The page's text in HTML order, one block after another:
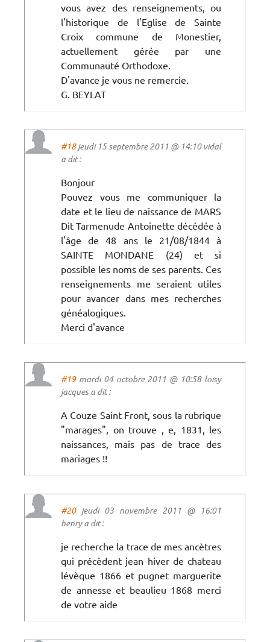
vous avez des renseignements, ou
l'historique de l'Eglise de Sainte
Croix commune de Monestier,
actuellement gérée par une
Communauté Orthodoxe.
D'avance je vous ne remercie.
G. BEYLAT
#18jeudi 15 septembre 2011 @ 14:10 vidal
a dit :
Bonjour
Pouvez vous me communiquer la
date et le lieu de naissance de MARS
Dit Tarmenude Antoinette décédée à
l'âge de 48 ans le 21/08/1844 à
SAINTE MONDANE (24) et si
possible les noms de ses parents. Ces
renseignements me seraient utiles
pour avancer dans mes recherches
généalogiques.
Merci d'avance
#19mardi 04 octobre 2011 @ 10:58 loisy
jacques a dit :
A Couze Saint Front, sous la rubrique
"marages", on trouve , e, 1831, les
naissances, mais pas de trace des
mariages !!
#20jeudi 03 novembre 2011 @ 16:01
henry a dit :
je recherche la trace de mes ancètres
qui précèdent jean hiver de chateau
lévèque 1866 et pugnet marguerite
de annesse et beaulieu 1868 merci
de votre aide